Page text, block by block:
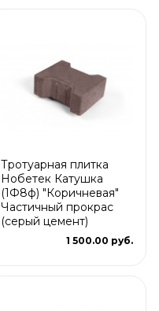
Тротуарная плитка
Нобетек Катушка
(1Ф8ф) "Коричневая"
Частичный прокрас
(серый цемент)
1 500.00 руб.